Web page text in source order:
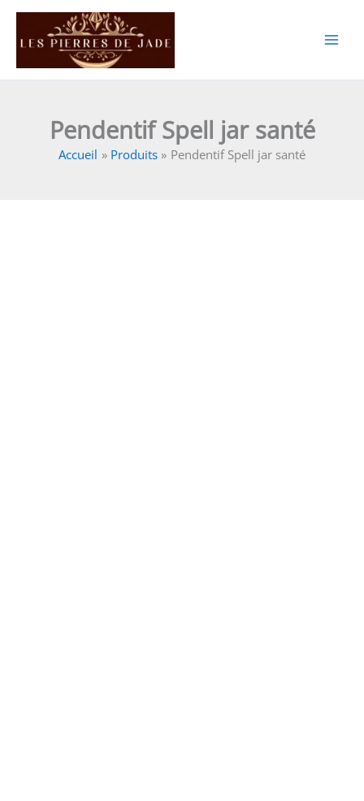
Aller
contenu
Pendentif Spell jar santé
Accueil Produits Pendentif Spell jar santé